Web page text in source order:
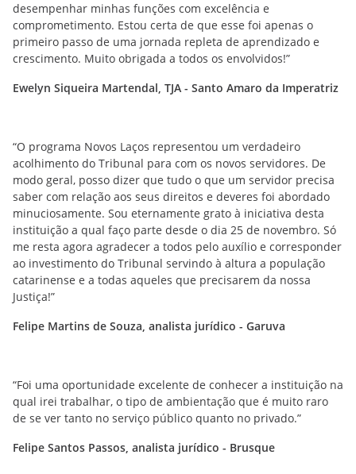
desempenhar minhas funções com excelência e
comprometimento. Estou certa de que esse foi apenas o
primeiro passo de uma jornada repleta de aprendizado e
crescimento. Muito obrigada a todos os envolvidos!”
Ewelyn Siqueira Martendal, TJA - Santo Amaro da Imperatriz
“O programa Novos Laços representou um verdadeiro
acolhimento do Tribunal para com os novos servidores. De
modo geral, posso dizer que tudo o que um servidor precisa
saber com relação aos seus direitos e deveres foi abordado
minuciosamente. Sou eternamente grato à iniciativa desta
instituição a qual faço parte desde o dia 25 de novembro. Só
me resta agora agradecer a todos pelo auxílio e corresponder
ao investimento do Tribunal servindo à altura a população
catarinense e a todas aqueles que precisarem da nossa
Justiça!”
Felipe Martins de Souza, analista jurídico - Garuva
“Foi uma oportunidade excelente de conhecer a instituição na
qual irei trabalhar, o tipo de ambientação que é muito raro
de se ver tanto no serviço público quanto no privado.”
Felipe Santos Passos, analista jurídico - Brusque